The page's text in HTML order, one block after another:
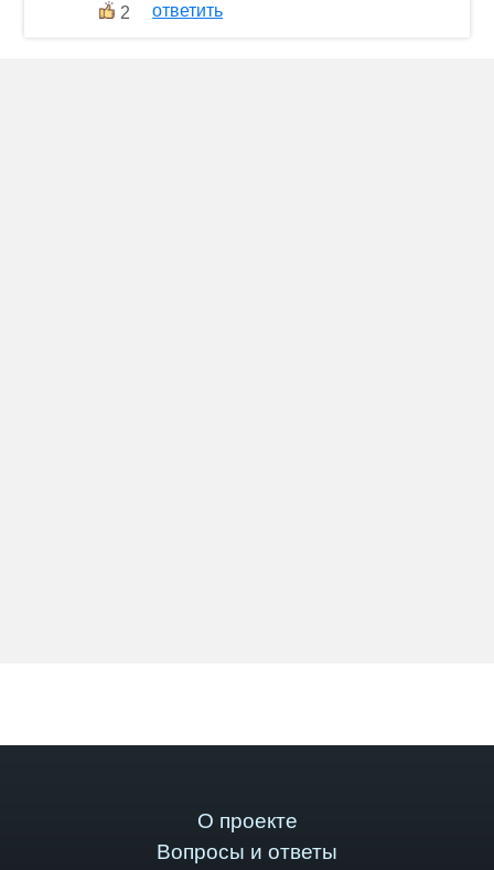
2 ответить
О проекте
Вопросы и ответы